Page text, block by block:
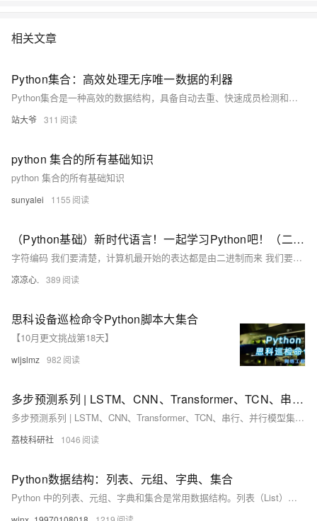
相关文章
Python集合：高效处理无序唯一数据的利器
Python集合是一种高效的数据结构，具备自动去重、快速成员检测和无序性等特点，适用于数据去重、集合运算和性能优化等场景。本文通过实例详解其用法与技巧。
站大爷 311
python 集合的所有基础知识
python 集合的所有基础知识
sunyalei 1155
（Python基础）新时代语言！一起学习Python吧！（二）：字符编码由来；Python字符串、字符串格式化；list集合和tuple元组区别
字符编码 我们要清楚，计算机最开始的表达都是由二进制而来 我们要想通过二进制来表示我们熟知的字符看看以下的变化 例如： 1 的二进制编码为 0000 0001 我们通过A这个字符，让其在计算机内部存储（现如今，A 字符在地址通常表示为65） 现在拿A举例： 在计算机内部 A字符，它本身表示为 65这个数，在计算机底层会转为二进制码 也意味着A字符在底层表示为 1000001 通过这样的字符表示进行转换，逐步发展为拥有127个字符的编码存储到计算机中，这个编码表也被称为ASCII编码。 但随时代变迁，ASCII编码逐渐暴露短板，全球有上百种语言，光是ASCII编码并不能够满足需求
凉凉心. 389
思科设备巡检命令Python脚本大集合
【10月更文挑战第18天】
wljslmz 982
多步预测系列 | LSTM、CNN、Transformer、TCN、串行、并行模型集合研究（Python代码实现）
多步预测系列 | LSTM、CNN、Transformer、TCN、串行、并行模型集合研究（Python代码实现）
荔枝科研社 1046
Python数据结构：列表、元组、字典、集合
Python 中的列表、元组、字典和集合是常用数据结构。列表（List）是有序可变集合，支持增删改查操作；元组（Tuple）与列表类似但不可变，适合存储固定数据；字典（Dictionary）以键值对形式存储，无序可变，便于快速查找和修改；集合（Set）为无序不重复集合，支持高效集合运算如并集、交集等。根据需求选择合适的数据结构，可提升代码效率与可读性。